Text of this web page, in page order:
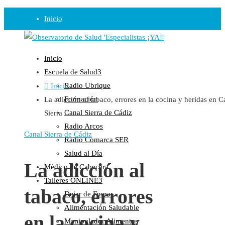
Inicio
Observatorio
Opinión
Radio
Guadalinfo Salud
Radio Guadalete
COPE Pontevedra
Salud en Radio Ubrique
Salud en Verano
Plataforma
Manifiestos
Comunicados
En nuestra Web
Inicio
Escuela de Salud
Radio Ubrique
Formación
Canal Sierra de Cádiz
Radio Arcos
Radio Comarca SER
Salud al Día
Médico de Cabecera
Talleres ONLINE
Dejar de Fumar
Alimentación Saludable
Manipulador Alimentos
Inicio
La adicción al tabaco, errores en la cocina y heridas en
Sierra
Canal Sierra de Cádiz
La adicción al
tabaco, errores